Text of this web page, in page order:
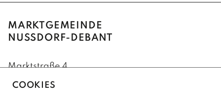
MARKTGEMEINDE
NUSSDORF-DEBANT
Marktstraße 4
COOKIES